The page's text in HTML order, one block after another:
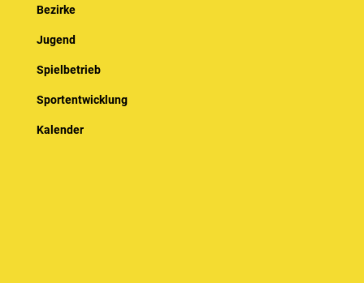
Bezirke
Jugend
Spielbetrieb
Sportentwicklung
Kalender